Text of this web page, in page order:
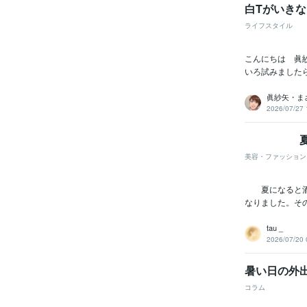
白Tがいき
ライフスタイル
こんにちは 眞
いろ試みまし
眞紗矢・
2026/07/27
夏にな
美容・ファッション
夏になると酒
なりました。そ
tau _
2026/07/20
暑い日の外
コラム